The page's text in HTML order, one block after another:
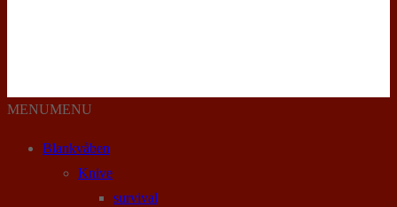
MENUMENU
Blankvåben
Knive
survival